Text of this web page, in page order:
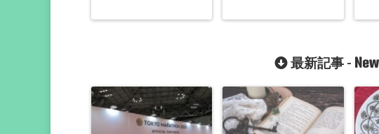
最新記事 -